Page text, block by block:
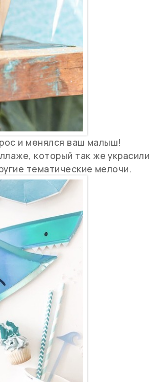
и менялся ваш малыш!
который так же украсили
тематические мелочи.